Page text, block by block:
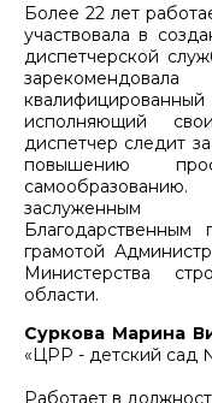
Более 22 лет
участвовала в
диспетчерской
исполняющий
диспетчер следит
повышению
заслуженным
грамотой
Министерства
области.
Суркова Марина
«ЦРР - детский сад
Работает в